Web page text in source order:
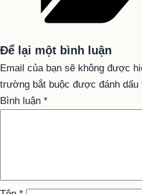
Để lại một bình luận
Email của bạn sẽ không được
trường bắt buộc được đánh dấu
Bình luận *